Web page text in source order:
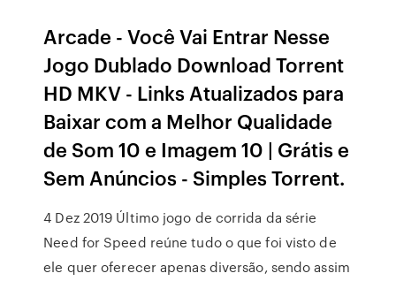
Arcade - Você Vai Entrar Nesse
Jogo Dublado Download Torrent
HD MKV - Links Atualizados para
Baixar com a Melhor Qualidade
de Som 10 e Imagem 10 | Grátis e
Sem Anúncios - Simples Torrent.
4 Dez 2019 Último jogo de corrida da série
Need for Speed reúne tudo o que foi visto de
ele quer oferecer apenas diversão, sendo assim